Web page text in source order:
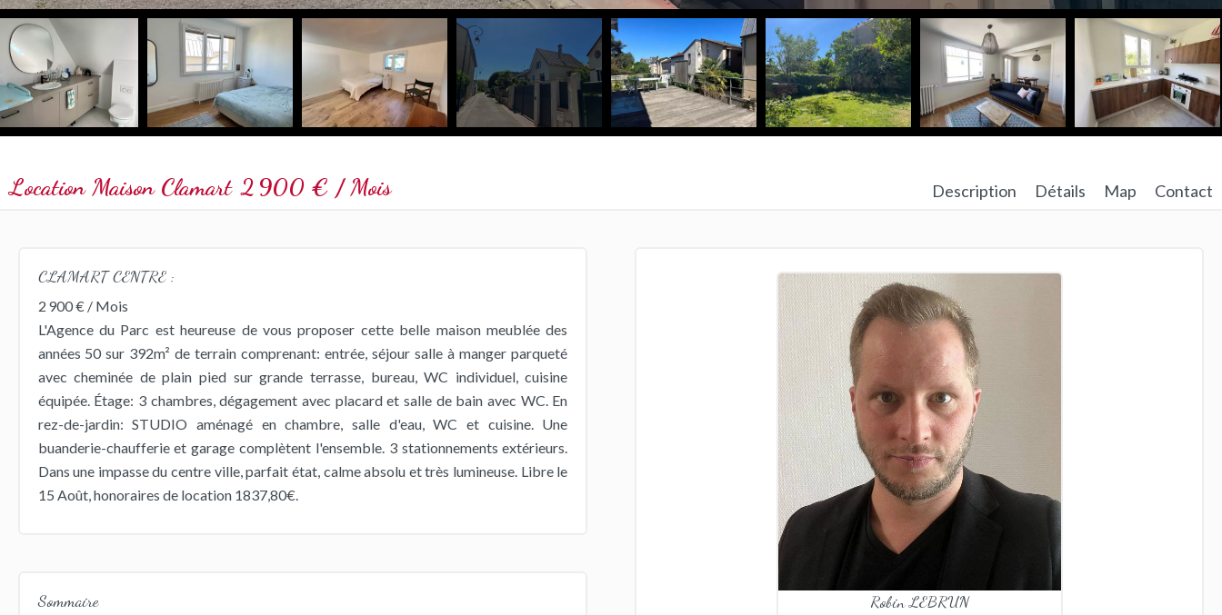
Location Maison Clamart 2 900 € / Mois Description Détails Map Contact
CLAMART CENTRE :
2 900 € / Mois
L'Agence du Parc est heureuse de vous proposer cette belle maison meublée des
années 50 sur 392m² de terrain comprenant: entrée, séjour salle à manger parqueté
avec cheminée de plain pied sur grande terrasse, bureau, WC individuel, cuisine
équipée. Étage: 3 chambres, dégagement avec placard et salle de bain avec WC. En
rez-de-jardin: STUDIO aménagé en chambre, salle d'eau, WC et cuisine. Une
buanderie-chaufferie et garage complètent l'ensemble. 3 stationnements extérieurs.
Dans une impasse du centre ville, parfait état, calme absolu et très lumineuse. Libre le
15 Août, honoraires de location 1837,80€.
Sommaire Robin LEBRUN